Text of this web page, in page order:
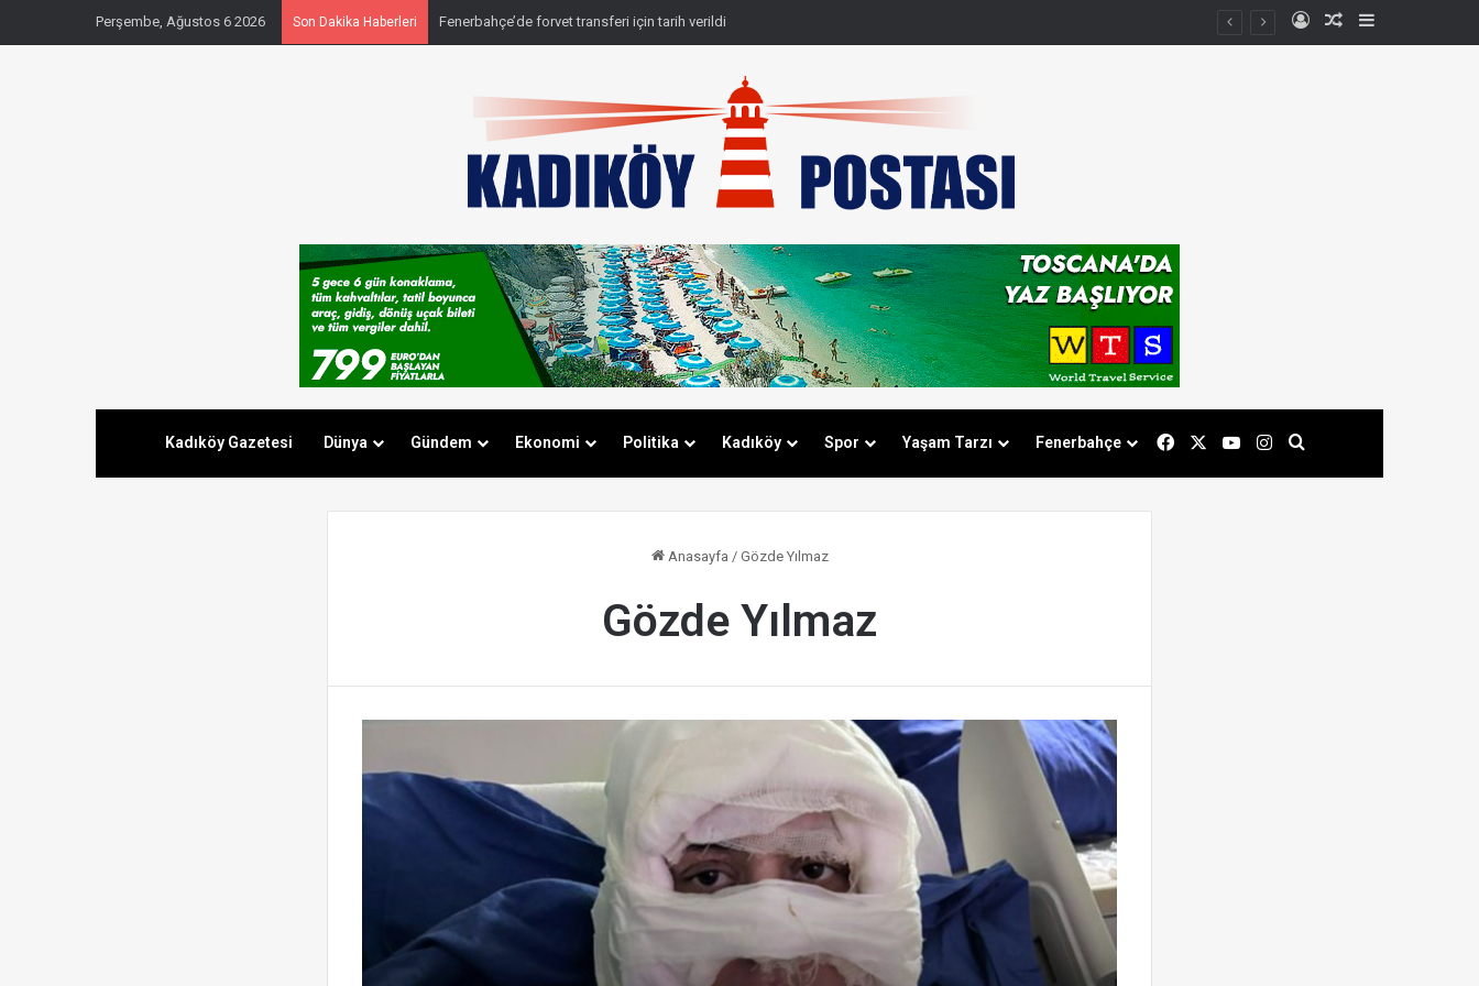
Perşembe, Ağustos 6 2026 Son Dakika Haberleri Fenerbahçe’de forvet transferi için tarih verildi Kayıt OlRastgele Makale
Kadıköy Gazetesi Dünya Gündem Ekonomi Politika Kadıköy Spor Yaşam Tarzı Fenerbahçe FacebookYouTubeInstagram
Anasayfa / Gözde Yılmaz
Gözde Yılmaz